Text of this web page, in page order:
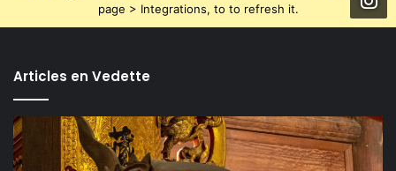
page > Integrations, to to refresh it.
Articles en Vedette
TOP
5
des